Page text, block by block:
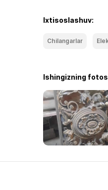
Ixtisoslashuv:
Chilangarlar
Ishingizning